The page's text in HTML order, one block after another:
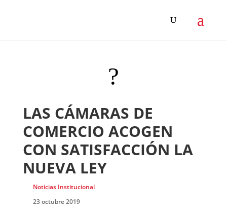
?
LAS CÁMARAS DE
COMERCIO ACOGEN
CON SATISFACCIÓN LA
NUEVA LEY
Noticias Institucional
23 octubre 2019